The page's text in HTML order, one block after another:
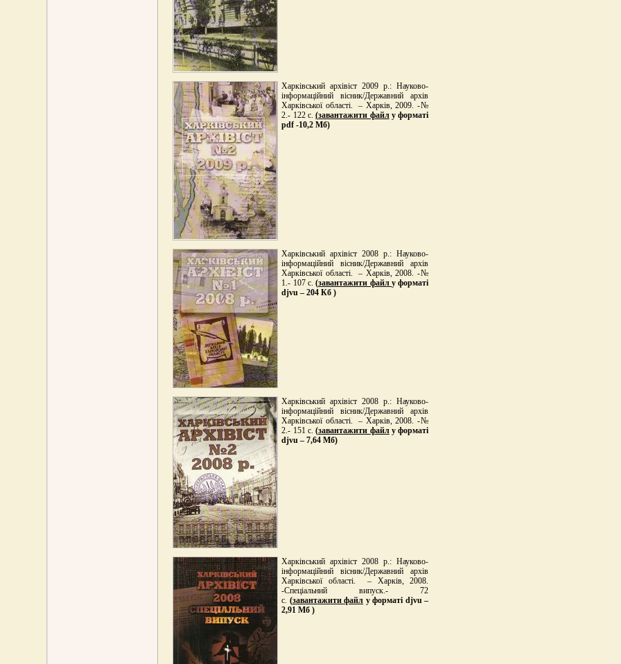
Харківський архівіст 2009 р.: Науково-
інформаційний вісник/Державний архів
Харківської області. – Харків, 2009. -№
2.- 122 с.(завантажити файлу форматі
pdf -10,2 Мб)
Харківський архівіст 2008 р.: Науково-
інформаційний вісник/Державний архів
Харківської області. – Харків, 2008. -№
1.- 107 с.(завантажити файл у форматі
djvu – 204 Кб )
Харківський архівіст 2008 р.: Науково-
інформаційний вісник/Державний архів
Харківської області. – Харків, 2008. -№
2.- 151 с.(завантажити файлу форматі
djvu – 7,64 Мб)
Харківський архівіст 2008 р.: Науково-
інформаційний вісник/Державний архів
Харківської області. – Харків, 2008.
-Спеціальний випуск.- 72
с. (завантажити файл у форматі djvu –
2,91 Мб )